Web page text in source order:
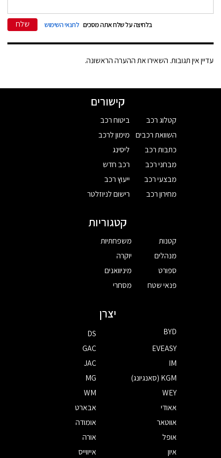
בלחיצה על שלח אתה מסכים לתנאי השימוש שלח
עדיין אין תגובות. השאירו את ההערה הראשונה.
קישורים
קטלוג רכב
השוואת רכבים
כתבות רכב
מבחני רכב
מבצעי רכב
מחירון רכב
ביטוח רכב
מימון לרכב
ליסינג
רכב חדש
ייעוץ רכב
רישום לניוזלטר
קטגוריות
קטנות
מנהלים
ספורט
פנאי שטח
משפחתיות
יוקרה
מיניוואנים
מסחרי
יצרן
BYD
DS
EVEASY
GAC
IM
JAC
KGM (סאנגיונג)
MG
WEY
WM
אאודי
אבארט
אווטאר
אומודה
אופל
אורה
איון
אייווייס